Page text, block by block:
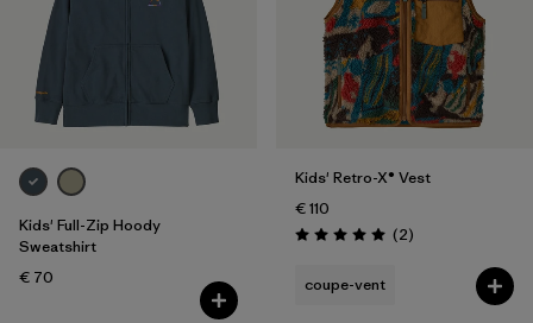
Kids' Full-Zip Hoody
Sweatshirt
€ 70
Kids' Retro-X® Vest
€ 110
Évaluation: 5.0 / 5
(2Avis
)
coupe-vent